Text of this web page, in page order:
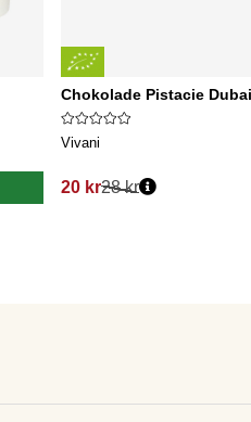
Chokolade Pistacie
Vivani
20 kr28 kr